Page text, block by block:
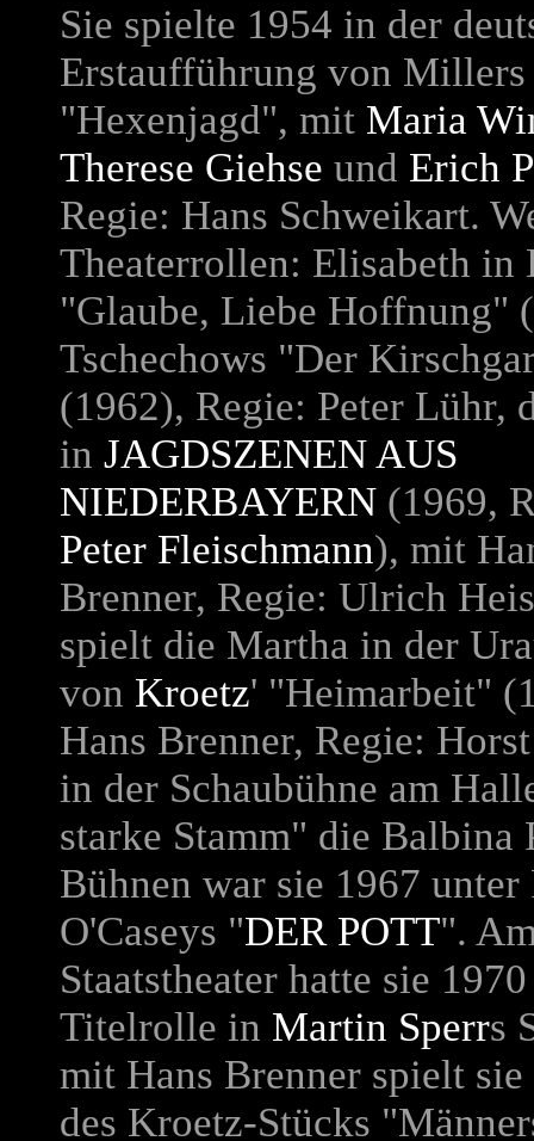
Sie spielte 1954 in der
Erstaufführung von Millers
"Hexenjagd", mit Maria
Therese Giehse und Erich
Regie: Hans Schweikart.
Theaterrollen: Elisabeth in
"Glaube, Liebe Hoffnung"
Tschechows "Der
(1962), Regie: Peter Lühr,
in JAGDSZENEN AUS
NIEDERBAYERN (1969,
Peter Fleischmann), mit
Brenner, Regie: Ulrich
spielt die Martha in der
von Kroetz' "Heimarbeit"
Hans Brenner, Regie:
in der Schaubühne am
starke Stamm" die Balbina
Bühnen war sie 1967
O'Caseys "DER POTT".
Staatstheater hatte sie
Titelrolle in Martin Sperrs
mit Hans Brenner spielt
des Kroetz-Stücks